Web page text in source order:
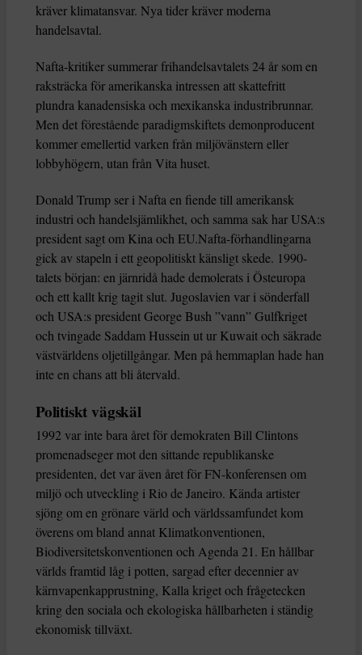
kräver klimatansvar. Nya tider kräver moderna
handelsavtal.
Nafta-kritiker summerar frihandelsavtalets 24 år som en
raksträcka för amerikanska intressen att skattefritt
plundra kanadensiska och mexikanska industribrunnar.
Men det förestående paradigmskiftets demonproducent
kommer emellertid varken från miljövänstern eller
lobbyhögern, utan från Vita huset.
Donald Trump ser i Nafta en fiende till amerikansk
industri och handelsjämlikhet, och samma sak har USA:s
president sagt om Kina och EU.Nafta-förhandlingarna
gick av stapeln i ett geopolitiskt känsligt skede. 1990-
talets början: en järnridå hade demolerats i Östeuropa
och ett kallt krig tagit slut. Jugoslavien var i sönderfall
och USA:s president George Bush ”vann” Gulfkriget
och tvingade Saddam Hussein ut ur Kuwait och säkrade
västvärldens oljetillgångar. Men på hemmaplan hade han
inte en chans att bli återvald.
Politiskt vägskäl
1992 var inte bara året för demokraten Bill Clintons
promenadseger mot den sittande republikanske
presidenten, det var även året för FN-konferensen om
miljö och utveckling i Rio de Janeiro. Kända artister
sjöng om en grönare värld och världssamfundet kom
överens om bland annat Klimatkonventionen,
Biodiversitetskonventionen och Agenda 21. En hållbar
världs framtid låg i potten, sargad efter decennier av
kärnvapenkapprustning, Kalla kriget och frågetecken
kring den sociala och ekologiska hållbarheten i ständig
ekonomisk tillväxt.